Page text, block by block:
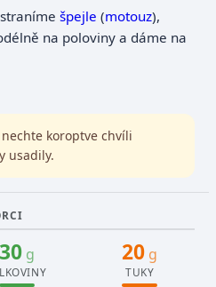
špejle (motouz),
na poloviny a dáme na
koroptve chvíli
usadily.
30g 20 g
TUKY